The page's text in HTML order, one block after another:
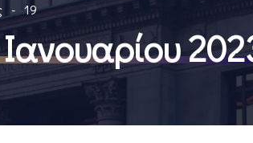
19